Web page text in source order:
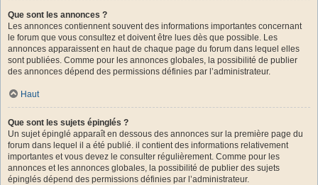
Que sont les annonces ?
Les annonces contiennent souvent des informations importantes concernant
le forum que vous consultez et doivent être lues dès que possible. Les
annonces apparaissent en haut de chaque page du forum dans lequel elles
sont publiées. Comme pour les annonces globales, la possibilité de publier
des annonces dépend des permissions définies par l’administrateur.
Haut
Que sont les sujets épinglés ?
Un sujet épinglé apparaît en dessous des annonces sur la première page du
forum dans lequel il a été publié. il contient des informations relativement
importantes et vous devez le consulter régulièrement. Comme pour les
annonces et les annonces globales, la possibilité de publier des sujets
épinglés dépend des permissions définies par l’administrateur.